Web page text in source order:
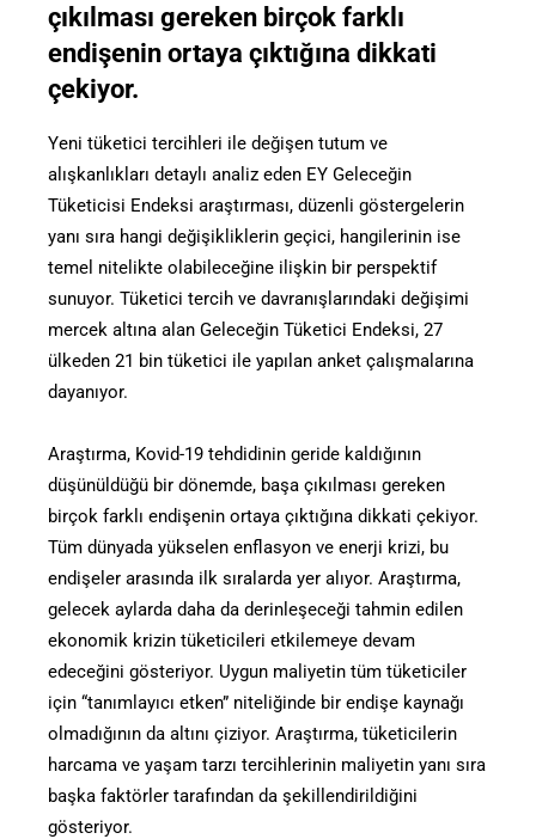
çıkılması gereken birçok farklı
endişenin ortaya çıktığına dikkati
çekiyor.
Yeni tüketici tercihleri ile değişen tutum ve
alışkanlıkları detaylı analiz eden EY Geleceğin
Tüketicisi Endeksi araştırması, düzenli göstergelerin
yanı sıra hangi değişikliklerin geçici, hangilerinin ise
temel nitelikte olabileceğine ilişkin bir perspektif
sunuyor. Tüketici tercih ve davranışlarındaki değişimi
mercek altına alan Geleceğin Tüketici Endeksi, 27
ülkeden 21 bin tüketici ile yapılan anket çalışmalarına
dayanıyor.
Araştırma, Kovid-19 tehdidinin geride kaldığının
düşünüldüğü bir dönemde, başa çıkılması gereken
birçok farklı endişenin ortaya çıktığına dikkati çekiyor.
Tüm dünyada yükselen enflasyon ve enerji krizi, bu
endişeler arasında ilk sıralarda yer alıyor. Araştırma,
gelecek aylarda daha da derinleşeceği tahmin edilen
ekonomik krizin tüketicileri etkilemeye devam
edeceğini gösteriyor. Uygun maliyetin tüm tüketiciler
için “tanımlayıcı etken” niteliğinde bir endişe kaynağı
olmadığının da altını çiziyor. Araştırma, tüketicilerin
harcama ve yaşam tarzı tercihlerinin maliyetin yanı sıra
başka faktörler tarafından da şekillendirildiğini
gösteriyor.